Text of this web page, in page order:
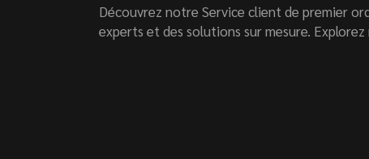
Découvrez notre Service client de premier
experts et des solutions sur mesure.